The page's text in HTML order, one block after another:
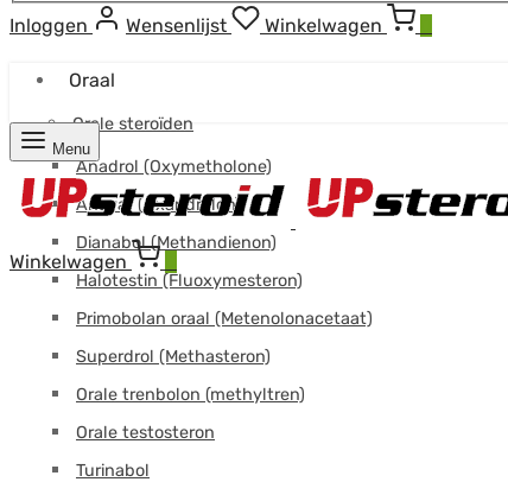
Inloggen Wensenlijst Winkelwagen
Oraal
Orale steroïden
Anadrol (Oxymetholone)
Anavar (Oxandrolon)
Dianabol (Methandienon)
Halotestin (Fluoxymesteron)
Primobolan oraal (Metenolonacetaat)
Superdrol (Methasteron)
Orale trenbolon (methyltren)
Orale testosteron
Turinabol
Menu
Winkelwagen